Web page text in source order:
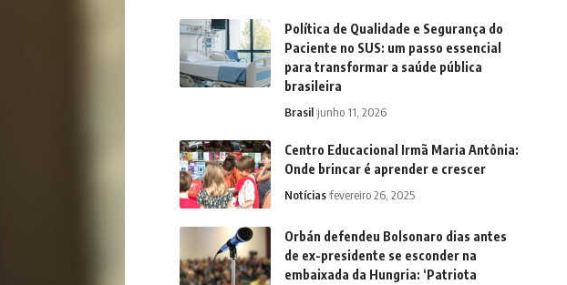
Política de Qualidade e Segurança do
Paciente no SUS: um passo essencial
para transformar a saúde pública
brasileira
Brasil junho 11, 2026
Centro Educacional Irmã Maria Antônia:
Onde brincar é aprender e crescer
Notícias fevereiro 26, 2025
Orbán defendeu Bolsonaro dias antes
de ex-presidente se esconder na
embaixada da Hungria: ‘Patriota